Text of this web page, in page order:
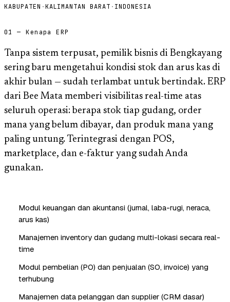
KABUPATEN ·KALIMANTAN BARAT · INDONESIA
01 — Kenapa ERP
Tanpa sistem terpusat, pemilik bisnis di Bengkayang
sering baru mengetahui kondisi stok dan arus kas di
akhir bulan — sudah terlambat untuk bertindak. ERP
dari Bee Mata memberi visibilitas real-time atas
seluruh operasi: berapa stok tiap gudang, order
mana yang belum dibayar, dan produk mana yang
paling untung. Terintegrasi dengan POS,
marketplace, dan e-faktur yang sudah Anda
gunakan.
Modul keuangan dan akuntansi (jurnal, laba-rugi, neraca,
arus kas)
Manajemen inventory dan gudang multi-lokasi secara real-
time
Modul pembelian (PO) dan penjualan (SO, invoice) yang
terhubung
Manajemen data pelanggan dan supplier (CRM dasar)